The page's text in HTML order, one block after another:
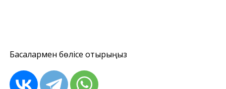
Басқалармен бөлісе отырыңыз